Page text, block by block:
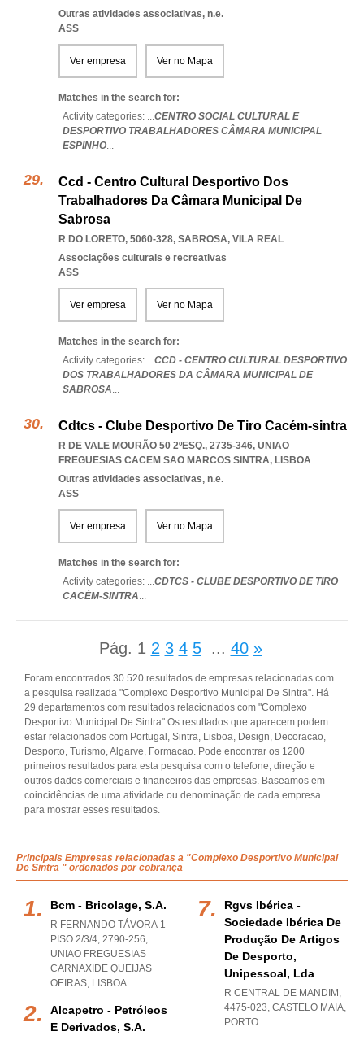
Outras atividades associativas, n.e.
ASS
Ver empresa Ver no Mapa
Matches in the search for:
Activity categories: ...CENTRO SOCIAL CULTURAL E
DESPORTIVO TRABALHADORES CÂMARA MUNICIPAL
ESPINHO...
Ccd - Centro Cultural Desportivo Dos
Trabalhadores Da Câmara Municipal De
Sabrosa
R DO LORETO, 5060-328, SABROSA, VILA REAL
Associações culturais e recreativas
ASS
Ver empresa Ver no Mapa
Matches in the search for:
Activity categories: ...CCD - CENTRO CULTURAL DESPORTIVO
DOS TRABALHADORES DA CÂMARA MUNICIPAL DE
SABROSA...
Cdtcs - Clube Desportivo De Tiro Cacém-sintra
R DE VALE MOURÃO 50 2ºESQ., 2735-346, UNIAO
FREGUESIAS CACEM SAO MARCOS SINTRA, LISBOA
Outras atividades associativas, n.e.
ASS
Ver empresa Ver no Mapa
Matches in the search for:
Activity categories: ...CDTCS - CLUBE DESPORTIVO DE TIRO
CACÉM-SINTRA...
Pág. 1 2 3 4 5 ... 40 »
Foram encontrados 30.520 resultados de empresas relacionadas com
a pesquisa realizada "Complexo Desportivo Municipal De Sintra". Há
29 departamentos com resultados relacionados com "Complexo
Desportivo Municipal De Sintra".Os resultados que aparecem podem
estar relacionados com Portugal, Sintra, Lisboa, Design, Decoracao,
Desporto, Turismo, Algarve, Formacao. Pode encontrar os 1200
primeiros resultados para esta pesquisa com o telefone, direção e
outros dados comerciais e financeiros das empresas. Baseamos em
coincidências de uma atividade ou denominação de cada empresa
para mostrar esses resultados.
Principais Empresas relacionadas a "Complexo Desportivo Municipal
De Sintra " ordenados por cobrança
Bcm - Bricolage, S.a.
R FERNANDO TÁVORA 1
PISO 2/3/4, 2790-256,
UNIAO FREGUESIAS
CARNAXIDE QUEIJAS
OEIRAS, LISBOA
Alcapetro - Petróleos
E Derivados, S.a.
Rgvs Ibérica -
Sociedade Ibérica De
Produção De Artigos
De Desporto,
Unipessoal, Lda
R CENTRAL DE MANDIM,
4475-023, CASTELO MAIA,
PORTO